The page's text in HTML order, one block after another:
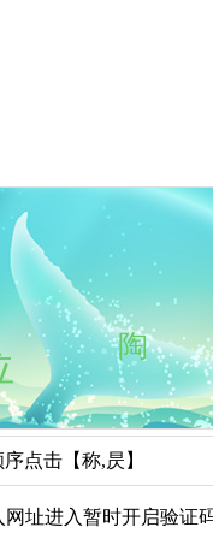
点击【称,昃】
址进入暂时开启验证